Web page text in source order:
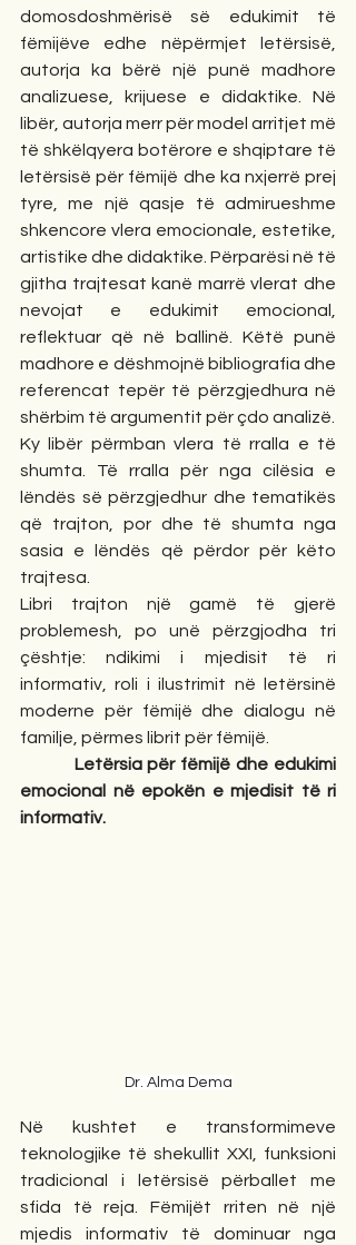
domosdoshmërisë së edukimit të
fëmijëve edhe nëpërmjet letërsisë,
autorja ka bërë një punë madhore
analizuese, krijuese e didaktike. Në
libër, autorja merr për model arritjet më
të shkëlqyera botërore e shqiptare të
letërsisë për fëmijë dhe ka nxjerrë prej
tyre, me një qasje të admirueshme
shkencore vlera emocionale, estetike,
artistike dhe didaktike. Përparësi në të
gjitha trajtesat kanë marrë vlerat dhe
nevojat e edukimit emocional,
reflektuar që në ballinë. Këtë punë
madhore e dëshmojnë bibliografia dhe
referencat tepër të përzgjedhura në
shërbim të argumentit për çdo analizë.
Ky libër përmban vlera të rralla e të
shumta. Të rralla për nga cilësia e
lëndës së përzgjedhur dhe tematikës
që trajton, por dhe të shumta nga
sasia e lëndës që përdor për këto
trajtesa.
Libri trajton një gamë të gjerë
problemesh, po unë përzgjodha tri
çështje: ndikimi i mjedisit të ri
informativ, roli i ilustrimit në letërsinë
moderne për fëmijë dhe dialogu në
familje, përmes librit për fëmijë.
Letërsia për fëmijë dhe edukimi
emocional në epokën e mjedisit të ri
informativ.
Dr. Alma Dema
Në kushtet e transformimeve
teknologjike të shekullit XXI, funksioni
tradicional i letërsisë përballet me
sfida të reja. Fëmijët rriten në një
mjedis informativ të dominuar nga